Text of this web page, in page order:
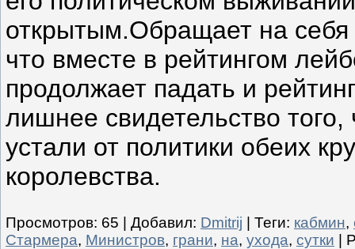
открытым.Обращает на себя
что вместе в рейтингом
продолжает падать и
лишнее свидетельство
устали от политики обеих
королевства.
Просмотров: 65 Добавил: Dmitrij Теги: кабмин,
Стармера, Министров, грани, на, ухода, сутки